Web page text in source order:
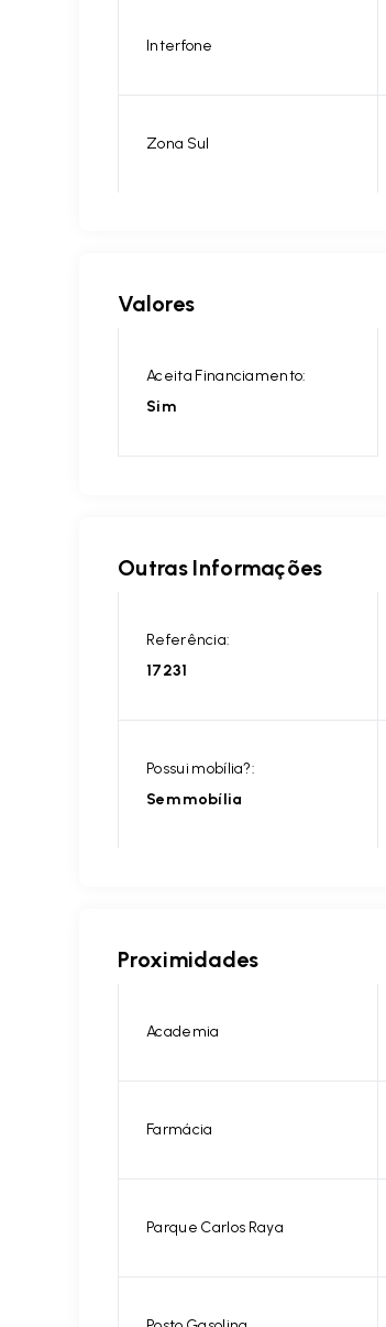
Interfone
Zona Sul
Valores
Aceita Financiamento:
Sim
Outras Informações
Referência:
17231
Possui mobília?:
Sem mobília
Proximidades
Academia
Farmácia
Parque Carlos Raya